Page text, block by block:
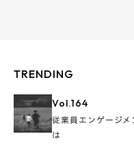
TRENDING
Vol.164
従業員エンゲージメ
は